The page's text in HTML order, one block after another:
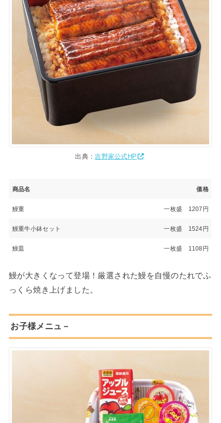
出典：吉野家公式HP
商品名 価格
鰻重 一枚盛 1207円
鰻重牛小鉢セット 一枚盛 1524円
鰻皿 一枚盛 1108円
鰻が大きくなって登場！厳選された鰻を自慢のたれでふ
っくら焼き上げました。
お子様メニュ－